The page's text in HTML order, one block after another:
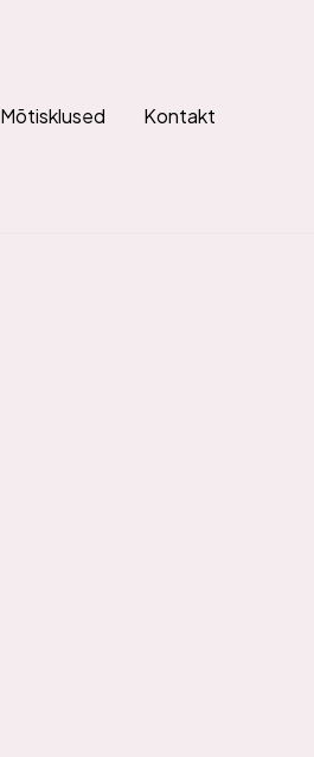
Mõtisklused Kontakt